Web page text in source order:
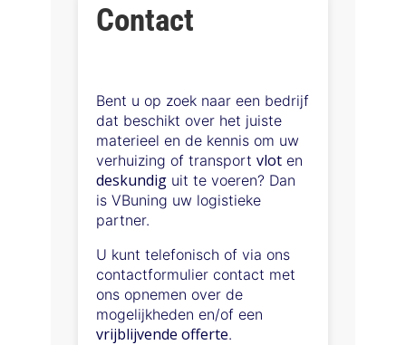
Contact
Bent u op zoek naar een bedrijf
dat beschikt over het juiste
materieel en de kennis om uw
verhuizing of transport vlot en
deskundig uit te voeren? Dan
is VBuning uw logistieke
partner.
U kunt telefonisch of via ons
contactformulier contact met
ons opnemen over de
mogelijkheden en/of een
vrijblijvende offerte.